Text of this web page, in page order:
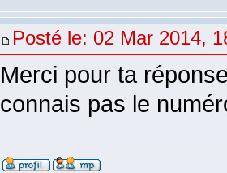
Posté le: 02 Mar 2014,
Merci pour ta
connais pas le